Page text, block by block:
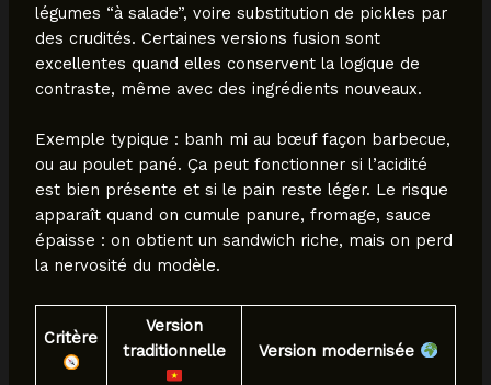
légumes “à salade”, voire substitution de pickles par
des crudités. Certaines versions fusion sont
excellentes quand elles conservent la logique de
contraste, même avec des ingrédients nouveaux.
Exemple typique : banh mi au bœuf façon barbecue,
ou au poulet pané. Ça peut fonctionner si l’acidité
est bien présente et si le pain reste léger. Le risque
apparaît quand on cumule panure, fromage, sauce
épaisse : on obtient un sandwich riche, mais on perd
la nervosité du modèle.
Critère
Version
traditionnelle
Version modernisée